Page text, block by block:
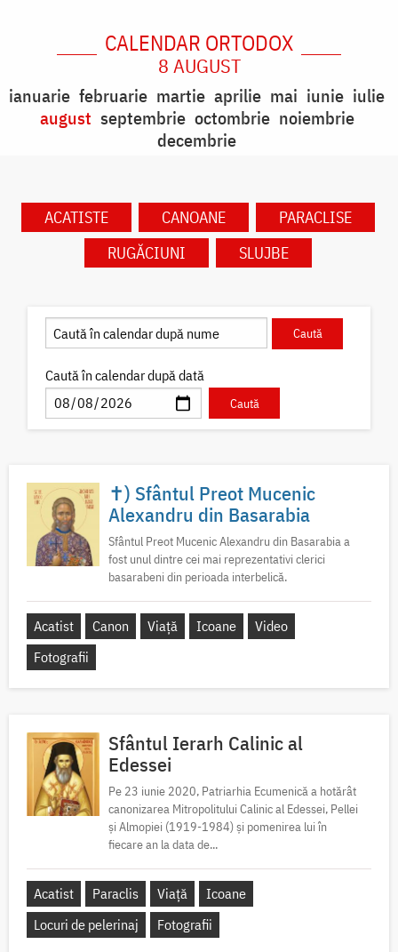
CALENDAR ORTODOX
8 AUGUST
ianuarie februarie martie aprilie mai iunie iulie
august septembrie octombrie noiembrie
decembrie
ACATISTE CANOANE
PARACLISE
RUGĂCIUNI
SLUJBE
Caută în calendar după dată
✝) Sfântul Preot Mucenic
Alexandru din Basarabia
Sfântul Preot Mucenic Alexandru din Basarabia a
fost unul dintre cei mai reprezentativi clerici
basarabeni din perioada interbelică.
Acatist Canon Viață Icoane
Video
Fotografii
Sfântul Ierarh Calinic al
Edessei
Pe 23 iunie 2020, Patriarhia Ecumenică a hotărât
canonizarea Mitropolitului Calinic al Edessei, Pellei
și Almopiei (1919-1984) și pomenirea lui în
fiecare an la data de...
Acatist Paraclis Viață
Icoane
Locuri de pelerinaj
Fotografii